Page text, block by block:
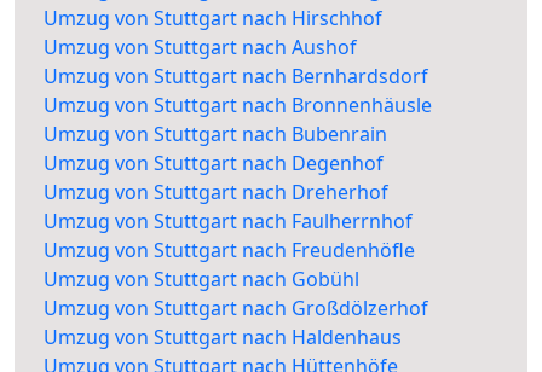
Umzug von Stuttgart nach Hirschhof
Umzug von Stuttgart nach Aushof
Umzug von Stuttgart nach Bernhardsdorf
Umzug von Stuttgart nach Bronnenhäusle
Umzug von Stuttgart nach Bubenrain
Umzug von Stuttgart nach Degenhof
Umzug von Stuttgart nach Dreherhof
Umzug von Stuttgart nach Faulherrnhof
Umzug von Stuttgart nach Freudenhöfle
Umzug von Stuttgart nach Gobühl
Umzug von Stuttgart nach Großdölzerhof
Umzug von Stuttgart nach Haldenhaus
Umzug von Stuttgart nach Hüttenhöfe